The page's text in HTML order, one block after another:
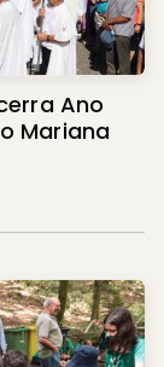
Ano
Mariana